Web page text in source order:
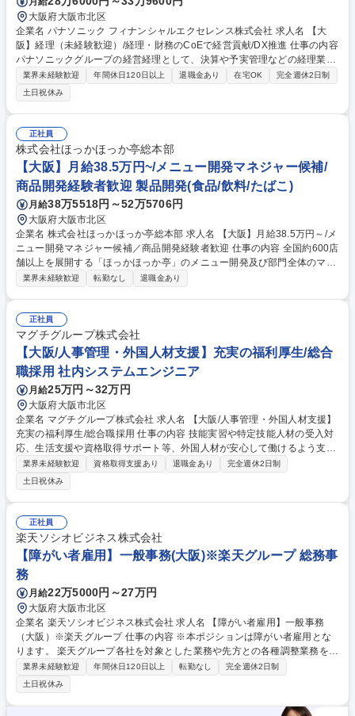
大阪府大阪市北区
企業名 パナソニック フィナンシャルエクセレンス株式会社 求人名 【大
阪】経理（未経験歓迎）/経理・財務のCoEで経営貢献/DX推進 仕事の内容
パナソニックグループの経営経理として、決算や予実管理などの経理業務
から、ＤＸ・ＡＩを活用した業務プロセス改善、経営管理の支援まで幅広
く担当。 ・経理・会計業務（決算、工場会計、予実・資金管理等） ・業
務プロセス改善（ＤＸ・ＡＩ活用の業務効率化） ・事業戦略支援（目標策
定の基礎業務等） ・内部統制、経営分析、経営管理など 専門性を高めな
がら、業務改善や周囲との連携においてリーダーシップを発揮し、将来的
にはチームを牽引する役割を担っていただきます。 募集職種 【大阪】経
理（未経験歓迎）/経理・財務のCoEで経営貢献/DX推進
業界未経験歓迎 年間休日120日以上 退職金あり 在宅OK
完全週休2日制
土日祝休み
正社員
株式会社ほっかほっか亭総本部
【大阪】月給38.5万円~/メニュー開発マネジャー候補/
商品開発経験者歓迎 製品開発(食品/飲料/たばこ)
月給38万5518円～52万5706円
大阪府大阪市北区
企業名 株式会社ほっかほっか亭総本部 求人名 【大阪】月給38.5万円～/メ
ニュー開発マネジャー候補／商品開発経験者歓迎 仕事の内容 全国約600店
舗以上を展開する「ほっかほっか亭」のメニュー開発及び部門全体のマネ
ジメントをお任せします。中食・外食市場の調査や新メニュー開発等、経
ューリレーション、年間スケジュールの策定 ■部門のマネジメント及び他
部署との連携・調整 ■購買部と連携し、仕入れ指示、食材の品質や価格調
整 ■売り上げ分析、コスト管理、メニュー戦略等利益率改善※店舗勤務時
はシフトによる変更や、年1回夜勤があります。 募集職種 【大阪】月給3
8.5万円～/メニュー開発マネジャー候補／商品開発経験者歓迎
業界未経験歓迎 転勤なし 退職金あり
正社員
マグチグループ株式会社
【大阪/人事管理・外国人材支援】充実の福利厚生/総合
職採用 社内システムエンジニア
月給25万円～32万円
大阪府大阪市北区
企業名 マグチグループ株式会社 求人名 【大阪/人事管理・外国人材支援】
充実の福利厚生/総合職採用 仕事の内容 技能実習や特定技能人材の受入対
応、生活支援や資格取得サポート等、外国人材が安心して働けるよう支援
するお仕事です。外国人技能実習機構や監理団体等との各種調整など、企
業と人材の架け橋となるポジションです 【具体的な業務内容】 ・技能実
習、特定技能の受入れ対応、生活支援、帰国対応 ・資格試験サポート、各
種申請 ・外国人技能実習機構、監理団体、支援団体との各種調整 2027年
からの育成就労制度スタートを見据え、受入体制を充実させるための募集
です。外国人材が安心して働き、企業が無理なく受入れを続けられるよう
サポートします。経験を活かし、裁量を持って活躍できる環境です。 募集
職種 【大阪/人事管理・外国人材支援】充実の福利厚生/総合職採用
業界未経験歓迎 資格取得支援あり 退職金あり
完全週休2日制
土日祝休み
正社員
楽天ソシオビジネス株式会社
【障がい者雇用】一般事務(大阪)※楽天グループ 総務事
務
月給22万5000円～27万円
大阪府大阪市北区
企業名 楽天ソシオビジネス株式会社 求人名 【障がい者雇用】一般事務
（大阪）※楽天グループ 仕事の内容 ※本ポジションは障がい者雇用とな
ります。 楽天グループ各社を対象とした業務や先方との各種調整業務をご
担当頂きます。 【詳細】■総務関連業務■人事労務、教育研修関連業務■経
理事務（決済代行、立替金処理など）■サービス運用関連業務（楽天が展
開するサービスの運用、情報精査、審査、メルマガ制作など）■発送・PD
F化・印刷関連業務（キャンペーン運営事務局対応、補助、物品の梱包、
業界未経験歓迎 年間休日120日以上 転勤なし
完全週休2日制
土日祝休み